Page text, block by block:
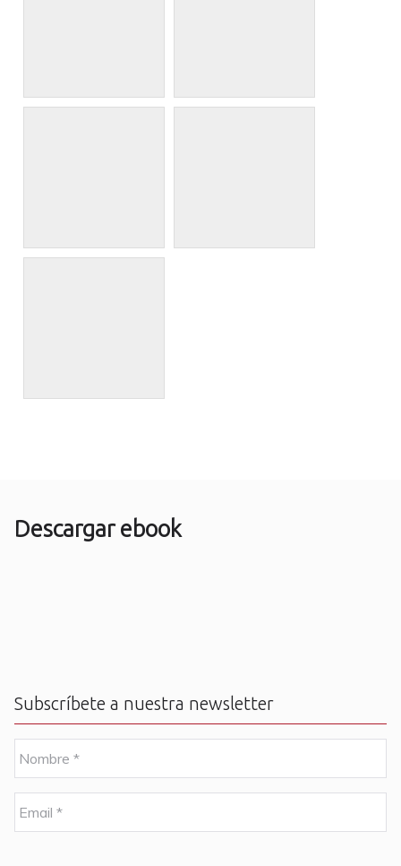
Descargar ebook
Subscríbete a nuestra newsletter
o
m
e
m
a